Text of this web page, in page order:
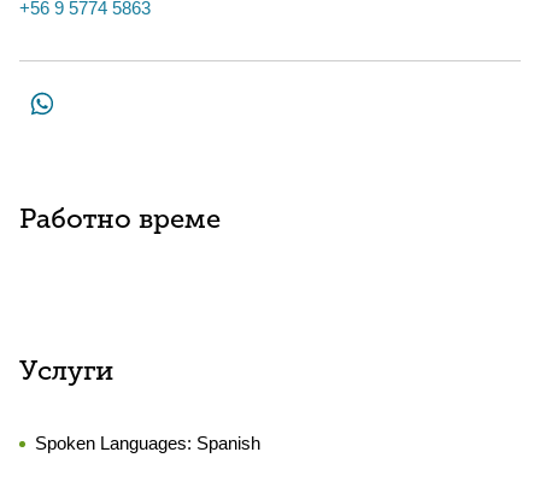
+56 9 5774 5863
Работно време
Услуги
Spoken Languages: Spanish